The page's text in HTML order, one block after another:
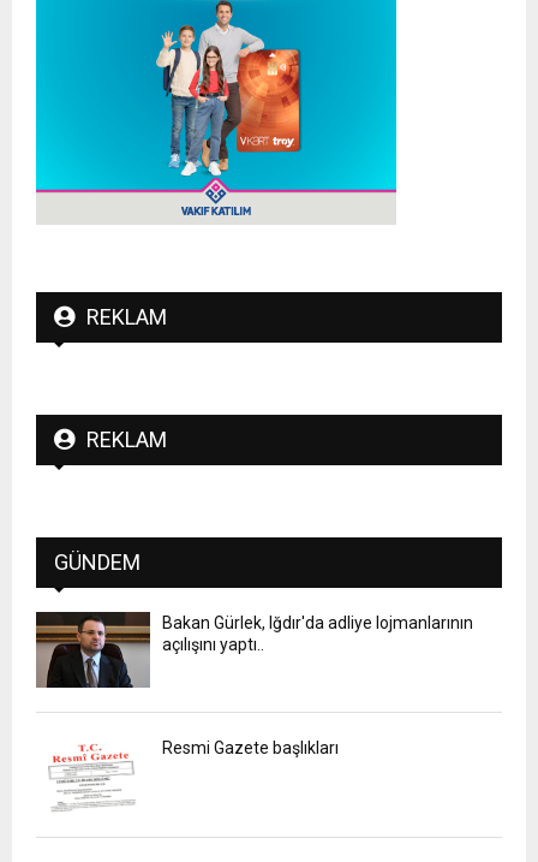
REKLAM
REKLAM
GÜNDEM
Bakan Gürlek, Iğdır'da adliye lojmanlarının
açılışını yaptı..
Resmi Gazete başlıkları